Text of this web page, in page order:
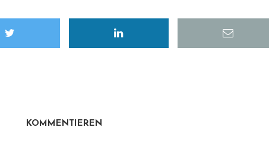
KOMMENTIEREN